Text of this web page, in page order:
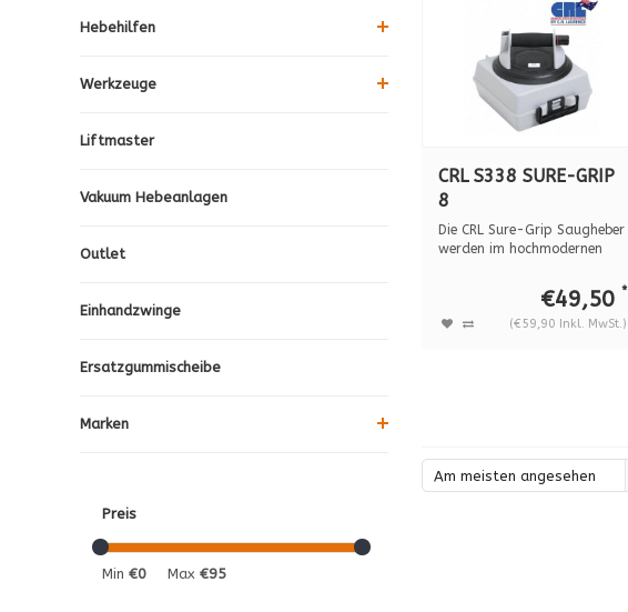
Hebehilfen
Werkzeuge
Liftmaster
Vakuum Hebeanlagen
Outlet
Einhandzwinge
Ersatzgummischeibe
Marken
Preis
Min €0 Max €95
CRL S338 SURE-GRIP
8
VAKUUMSAUGHEBER
MIT PUMPE, 68 KG
Die CRL Sure-Grip Saugheber
werden im hochmodernen
€49,50 *
(€59,90 Inkl. MwSt.)
Am meisten angesehen